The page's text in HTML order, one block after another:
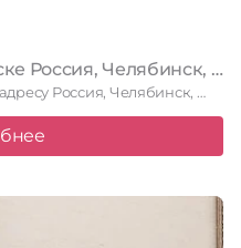
Nail & brow bar в Челябинске Россия, Челябинск, Комсомольский проспект, 30В, 1 этаж
Россия, Челябинск, …